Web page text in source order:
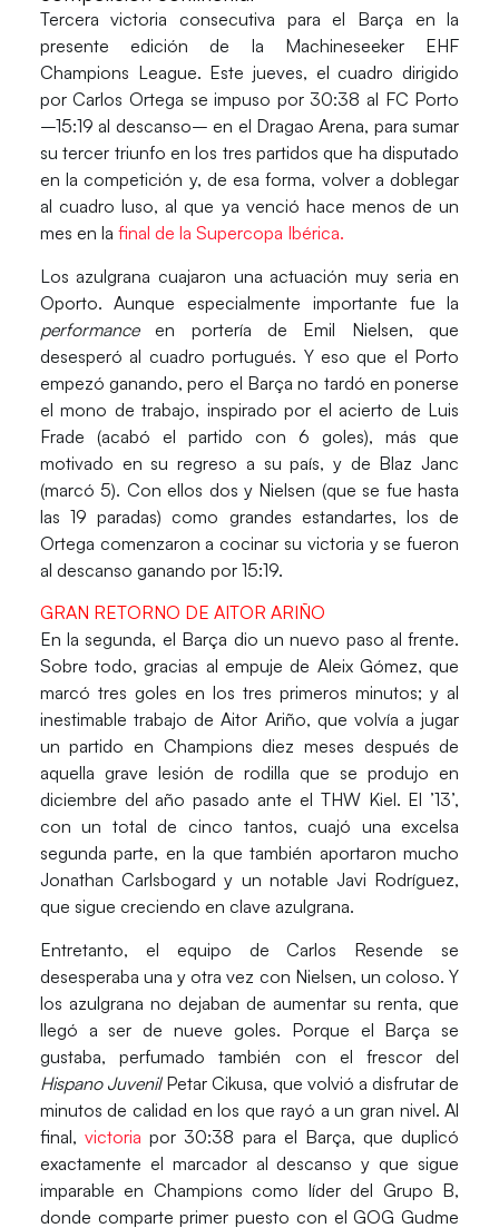
Tercera victoria consecutiva para el Barça en la
presente edición de la Machineseeker EHF
Champions League. Este jueves, el cuadro dirigido
porCarlos Ortega se impuso por 30:38 al FC Porto
–15:19 al descanso– en el Dragao Arena, para sumar
sutercer triunfo en los tres partidosque ha disputado
en la competición y, de esa forma, volver a doblegar
al cuadro luso, al que ya venció hace menos de un
mes en la final de la Supercopa Ibérica.
Los azulgrana cuajaron una actuación muy seria en
Oporto. Aunque especialmente importante fue la
performanceen portería de Emil Nielsen,que
desesperó al cuadro portugués. Y eso que el Porto
empezó ganando, pero el Barça no tardó en ponerse
el mono de trabajo, inspirado por el acierto de Luis
Frade (acabó el partido con 6 goles), más que
motivado en su regreso a su país, y de Blaz Janc
(marcó 5). Con ellos dos y Nielsen (que se fue hasta
las 19 paradas) como grandes estandartes, los de
Ortega comenzaron a cocinar su victoria y se fueron
al descanso ganando por 15:19.
GRAN RETORNO DE AITOR ARIÑO
En la segunda, el Barça dio un nuevo paso al frente.
Sobre todo,gracias al empuje de Aleix Gómez, que
marcó tres goles en los tres primeros minutos; y al
inestimable trabajo de Aitor Ariño, que volvía a jugar
un partido en Champions diez meses después de
aquella grave lesión de rodilla que se produjo en
diciembre del año pasado ante el THW Kiel. El ’13’,
con un total de cinco tantos, cuajó unaexcelsa
segunda parte, en la que también aportaron mucho
Jonathan Carlsbogard y un notable Javi Rodríguez,
que sigue creciendo en clave azulgrana.
Entretanto, el equipo de Carlos Resende se
desesperaba una y otra vez con Nielsen, un coloso. Y
los azulgrana no dejaban de aumentar su renta, que
llegó a ser denueve goles. Porque el Barça se
gustaba, perfumado también con el frescor del
Hispano Juvenil Petar Cikusa, que volvió a disfrutar de
minutos de calidad en los que rayó a un gran nivel. Al
final, victoria por 30:38 para el Barça, que duplicó
exactamente el marcador al descanso y que sigue
imparable en Champions como líder del Grupo B,
donde comparte primer puesto con el GOG Gudme